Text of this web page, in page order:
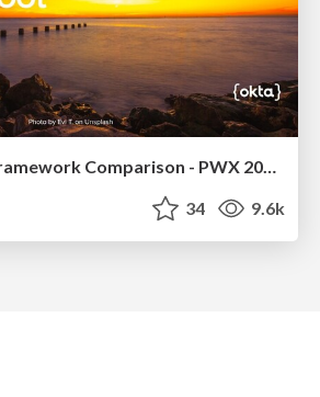
Java REST API Framework Comparison - PWX 2021
34 9.6k